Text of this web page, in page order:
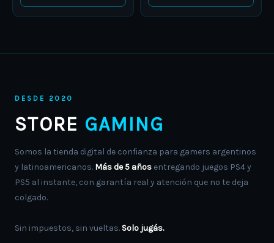
DESDE 2020
STORE GAMING
Somos la tienda digital de confianza para gamers argentinos
y latinoamericanos. Más de 5 años entregando juegos PS4 y
PS5 al instante, con garantía real y atención que no te deja
colgado.
Sin impuestos, sin vueltas. Solo jugás.